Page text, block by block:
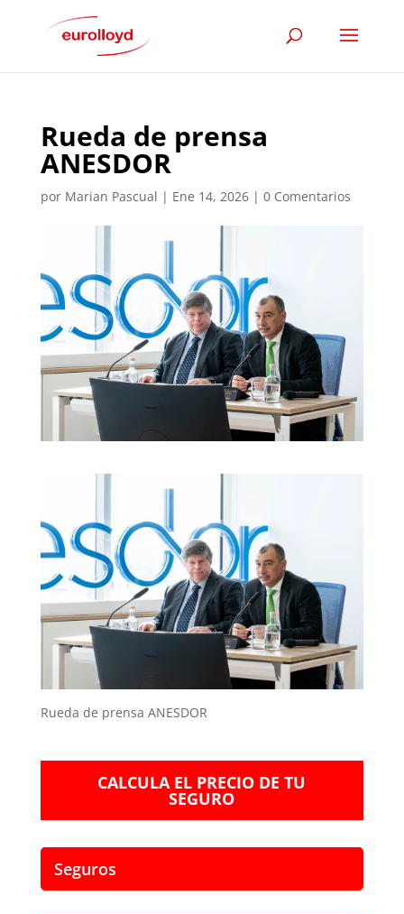
Rueda de prensa
ANESDOR
por Marian Pascual | Ene 14, 2026| 0 Comentarios
Rueda de prensa ANESDOR
CALCULA EL PRECIO DE TU
SEGURO
Seguros